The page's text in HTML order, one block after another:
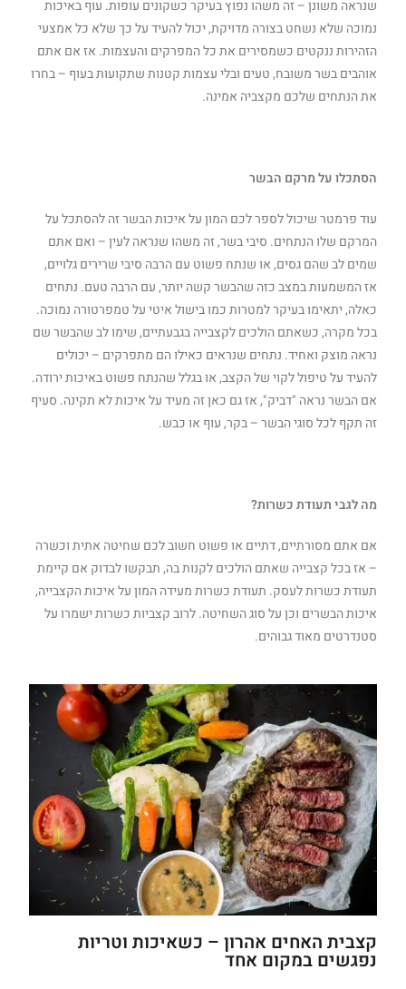
שנראה משונן – זה משהו נפוץ בעיקר כשקונים עופות. עוף באיכות
נמוכה שלא נשחט בצורה מדויקת, יכול להעיד על כך שלא כל אמצעי
הזהירות ננקטים כשמסירים את כל המפרקים והעצמות. אז אם אתם
אוהבים בשר משובח, טעים ובלי עצמות קטנות שתקועות בעוף – בחרו
את הנתחים שלכם מקצביה אמינה.
הסתכלו על מרקם הבשר
עוד פרמטר שיכול לספר לכם המון על איכות הבשר זה להסתכל על
המרקם שלו הנתחים. סיבי בשר, זה משהו שנראה לעין – ואם אתם
שמים לב שהם גסים, או שנתח פשוט עם הרבה סיבי שרירים גלויים,
אז המשמעות במצב כזה שהבשר קשה יותר, עם הרבה טעם. נתחים
כאלה, יתאימו בעיקר למטרות כמו בישול איטי על טמפרטורה נמוכה.
בכל מקרה, כשאתם הולכים לקצבייה בגבעתיים, שימו לב שהבשר שם
נראה מוצק ואחיד. נתחים שנראים כאילו הם מתפרקים – יכולים
להעיד על טיפול לקוי של הקצב, או בגלל שהנתח פשוט באיכות ירודה.
אם הבשר נראה "דביק", אז גם כאן זה מעיד על איכות לא תקינה. סעיף
זה תקף לכל סוגי הבשר – בקר, עוף או כבש.
מה לגבי תעודת כשרות?
אם אתם מסורתיים, דתיים או פשוט חשוב לכם שחיטה אתית וכשרה
– אז בכל קצבייה שאתם הולכים לקנות בה, תבקשו לבדוק אם קיימת
תעודת כשרות לעסק. תעודת כשרות מעידה המון על איכות הקצבייה,
איכות הבשרים וכן על סוג השחיטה. לרוב קצביות כשרות ישמרו על
סטנדרטים מאוד גבוהים.
קצבית האחים אהרון – כשאיכות וטריות
נפגשים במקום אחד